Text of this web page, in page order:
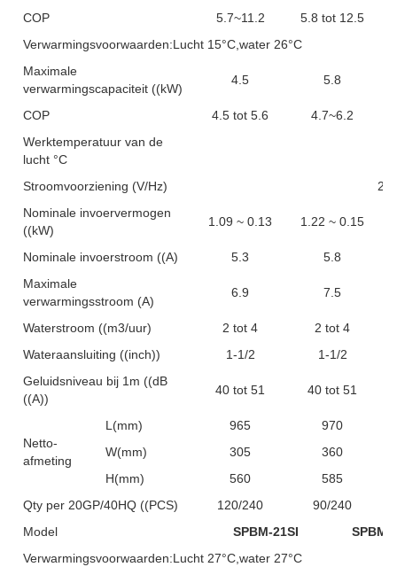
COP 5.7~11.2
5.8 tot 12.5
Verwarmingsvoorwaarden:Lucht 15°C,water 26°C
Maximale
verwarmingscapaciteit ((kW)
4.5 5.8
COP 4.5 tot 5.6
4.7~6.2
Werktemperatuur van de
lucht °C
Stroomvoorziening (V/Hz)
Nominale invoervermogen
((kW)
1.09 ~ 0.13 1.22 ~ 0.15
Nominale invoerstroom ((A) 5.3
5.8
Maximale
verwarmingsstroom (A)
6.9 7.5
Waterstroom ((m3/uur) 2 tot 4
2 tot 4
Wateraansluiting ((inch))
1-1/2
1-1/2
Geluidsniveau bij 1m ((dB
((A))
40 tot 51 40 tot 51
Netto-
afmeting
L(mm) 965
970
W(mm)
305
360
H(mm)
560
585
Qty per 20GP/40HQ ((PCS)
120/240
90/240
Model
SPBM-21SI
SPBM-
Verwarmingsvoorwaarden:Lucht 27°C,water 27°C